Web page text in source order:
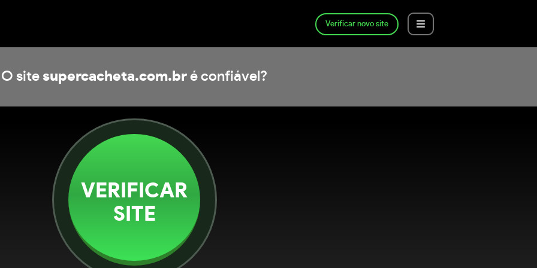
Verificar novo site
O site supercacheta.com.br é confiável?
VERIFICAR
SITE